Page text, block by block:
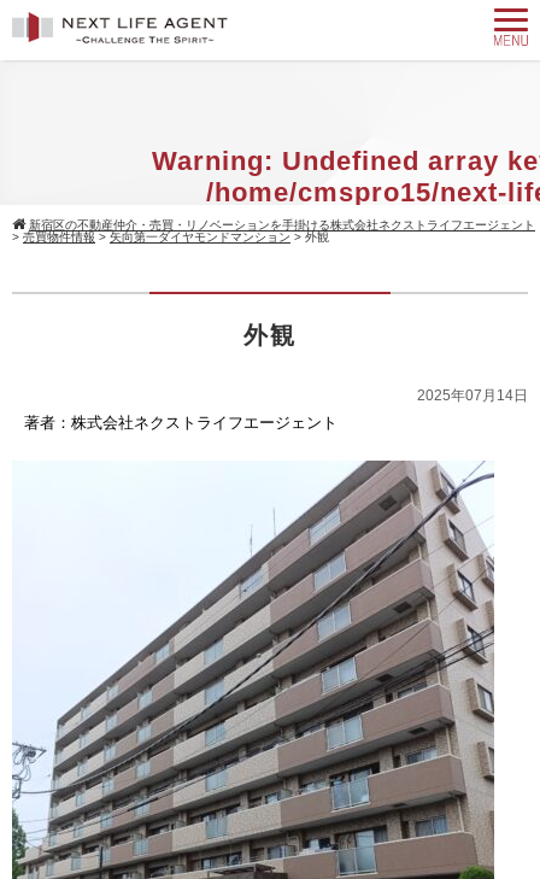
Warning: Undefined array
/home/cmspro15/next-
agent.com/public_html/
on line9
: Attempt to read property
/home/cmspro15/
agent.com/public_html/
on line 9
新宿区の不動産仲介・売買・リノベーションを手掛ける株式会社ネクストライフエージェント
> 売買物件情報 > 矢向第一ダイヤモンドマンション > 外観
外観
2025年07月14日
著者：株式会社ネクストライフエージェント